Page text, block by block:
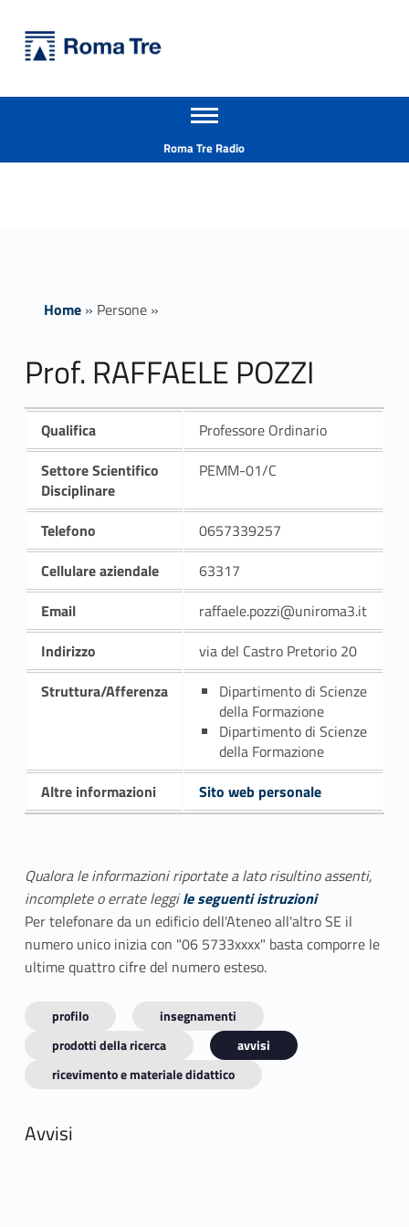
Prof. RAFFAELE POZZI - Università Roma Tre
Apri il menu secondario
Roma Tre Radio
Home» Persone»
Prof. RAFFAELE POZZI
Qualifica
Professore Ordinario
Settore Scientifico
Disciplinare
PEMM-01/C
Telefono
0657339257
Cellulare aziendale
63317
Email
raffaele.pozzi@uniroma3.it
Indirizzo
via del Castro Pretorio 20
Struttura/Afferenza
Dipartimento di Scienze
della Formazione
Dipartimento di Scienze
della Formazione
Altre informazioni
Sito web personale
Qualora le informazioni riportate a lato risultino assenti,
incomplete o errate leggile seguenti istruzioni
Per telefonare da un edificio dell'Ateneo all'altro SE il
numero unico inizia con "06 5733xxxx" basta comporre le
ultime quattro cifre del numero esteso.
profilo
insegnamenti
prodotti della ricerca
avvisi
ricevimento e materiale didattico
Avvisi